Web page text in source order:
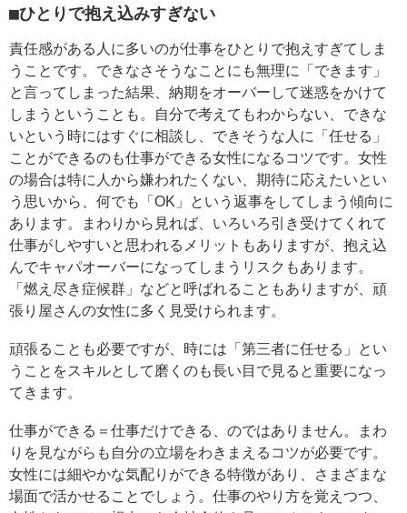
■ひとりで抱え込みすぎない
責任感がある人に多いのが仕事をひとりで抱えすぎてしま
うことです。できなさそうなことにも無理に「できます」
と言ってしまった結果、納期をオーバーして迷惑をかけて
しまうということも。自分で考えてもわからない、できな
いという時にはすぐに相談し、できそうな人に「任せる」
ことができるのも仕事ができる女性になるコツです。女性
の場合は特に人から嫌われたくない、期待に応えたいとい
う思いから、何でも「OK」という返事をしてしまう傾向に
あります。まわりから見れば、いろいろ引き受けてくれて
仕事がしやすいと思われるメリットもありますが、抱え込
んでキャパオーバーになってしまうリスクもあります。
「燃え尽き症候群」などと呼ばれることもありますが、頑
張り屋さんの女性に多く見受けられます。
頑張ることも必要ですが、時には「第三者に任せる」とい
うことをスキルとして磨くのも長い目で見ると重要になっ
てきます。
仕事ができる＝仕事だけできる、のではありません。まわ
りを見ながらも自分の立場をわきまえるコツが必要です。
女性には細やかな気配りができる特徴があり、さまざまな
場面で活かせることでしょう。仕事のやり方を覚えつつ、